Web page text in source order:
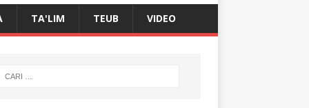
TA'LIM TEUB VIDEO